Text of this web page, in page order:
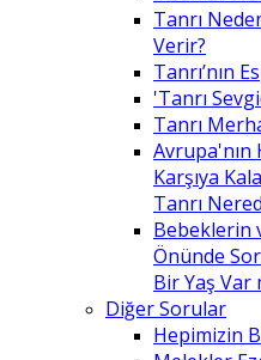
Tanrı
Verir?
Tanrı’nın
'Tanrı
Tanrı
Avrupa'nın
Karşıya
Tanrı
Bebeklerin
Önünde
Bir Yaş Var
Diğer Sorular
Hepimizin